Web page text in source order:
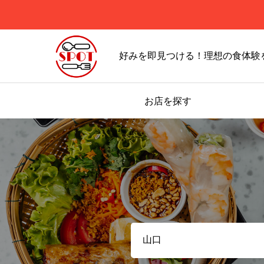
好みを即見つける！理想の食体験
お店を探す